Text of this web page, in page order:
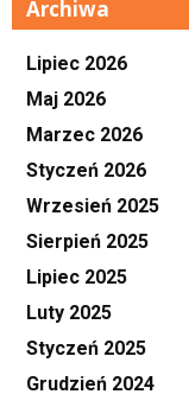
Archiwa
Lipiec 2026
Maj 2026
Marzec 2026
Styczeń 2026
Wrzesień 2025
Sierpień 2025
Lipiec 2025
Luty 2025
Styczeń 2025
Grudzień 2024